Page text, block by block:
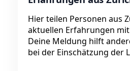
Hier teilen Personen aus
aktuellen Erfahrungen
Deine Meldung hilft
bei der Einschätzung der